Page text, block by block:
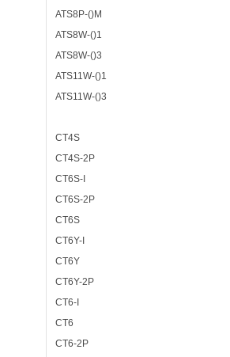
ATS8P-()M
ATS8W-()1
ATS8W-()3
ATS11W-()1
ATS11W-()3
CT4S
CT4S-2P
CT6S-I
CT6S-2P
CT6S
CT6Y-I
CT6Y
CT6Y-2P
CT6-I
CT6
CT6-2P